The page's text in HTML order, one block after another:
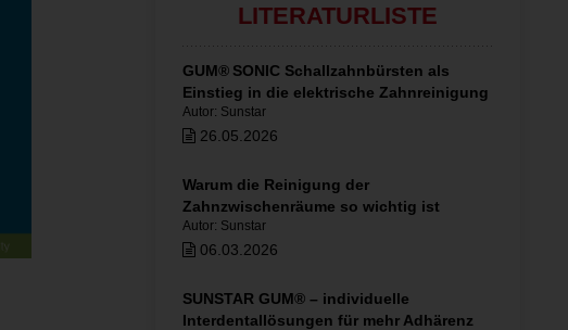
LITERATURLISTE
GUM® SONIC Schallzahnbürsten als
Einstieg in die elektrische Zahnreinigung
Autor: Sunstar
26.05.2026
Warum die Reinigung der
Zahnzwischenräume so wichtig ist
Autor: Sunstar
06.03.2026
SUNSTAR GUM® – individuelle
Interdentallösungen für mehr Adhärenz